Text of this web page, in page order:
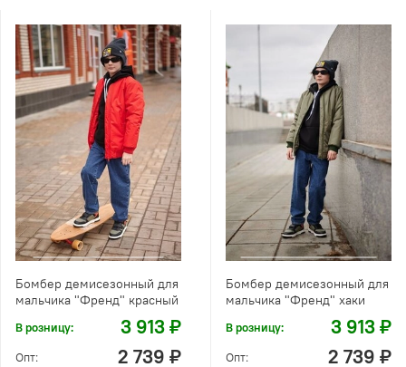
Бомбер демисезонный для
мальчика "Френд" красный
В розницу: 3 913 ₽
Опт: 2 739 ₽
Бомбер демисезонный для
мальчика "Френд" хаки
В розницу: 3 913 ₽
Опт: 2 739 ₽